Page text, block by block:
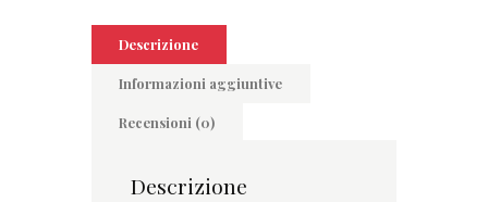
Descrizione
Informazioni aggiuntive
Recensioni (0)
Descrizione